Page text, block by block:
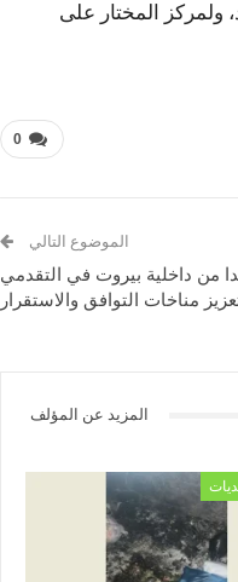
ولمركز المختار على
0
الموضوع التالي
من داخلية بيروت في التقدمي
مناخات التوافق والاستقرار
المزيد عن المؤلف